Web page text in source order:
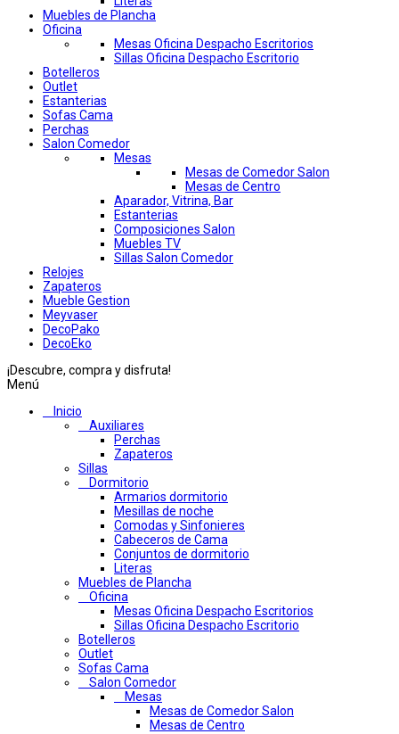
Muebles de Plancha
Oficina
Mesas Oficina Despacho Escritorios
Sillas Oficina Despacho Escritorio
Botelleros
Outlet
Estanterias
Sofas Cama
Perchas
Salon Comedor
Mesas
Mesas de Comedor Salon
Mesas de Centro
Aparador, Vitrina, Bar
Estanterias
Composiciones Salon
Muebles TV
Sillas Salon Comedor
Relojes
Zapateros
Mueble Gestion
Meyvaser
DecoPako
DecoEko
¡Descubre, compra y disfruta!
Menú
Inicio
Auxiliares
Perchas
Zapateros
Sillas
Dormitorio
Armarios dormitorio
Mesillas de noche
Comodas y Sinfonieres
Cabeceros de Cama
Conjuntos de dormitorio
Literas
Muebles de Plancha
Oficina
Mesas Oficina Despacho Escritorios
Sillas Oficina Despacho Escritorio
Botelleros
Outlet
Sofas Cama
Salon Comedor
Mesas
Mesas de Comedor Salon
Mesas de Centro